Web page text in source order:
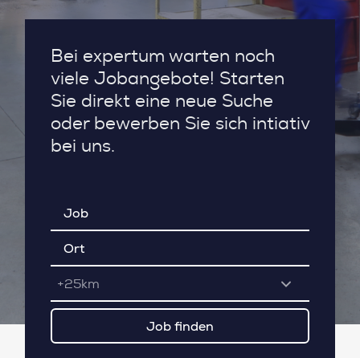
Bei expertum warten noch
viele Jobangebote! Starten
Sie direkt eine neue Suche
oder bewerben Sie sich intiativ
bei uns.
+25km